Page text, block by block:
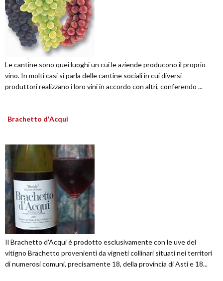
Le cantine sono quei luoghi un cui le aziende producono il proprio
vino. In molti casi si parla delle cantine sociali in cui diversi
produttori realizzano i loro vini in accordo con altri, conferendo ...
Brachetto d'Acqui
Il Brachetto d'Acqui è prodotto esclusivamente con le uve del
vitigno Brachetto provenienti da vigneti collinari situati nei territori
di numerosi comuni, precisamente 18, della provincia di Asti e 18...